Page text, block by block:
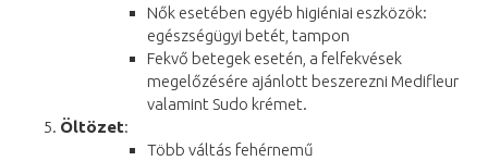
Nők esetében egyéb higiéniai eszközök:
egészségügyi betét, tampon
Fekvő betegek esetén, a felfekvések
megelőzésére ajánlott beszerezni Medifleur
valamint Sudo krémet.
Öltözet:
Több váltás fehérnemű